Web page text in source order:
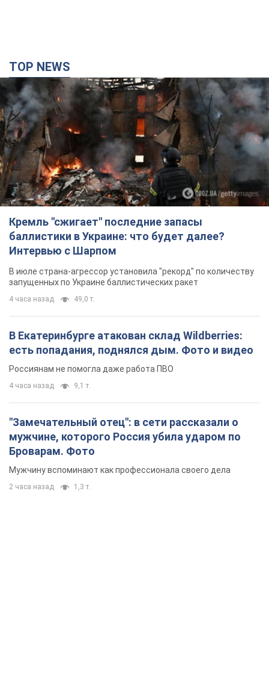
TOP NEWS
Кремль "сжигает" последние запасы
баллистики в Украине: что будет далее?
Интервью с Шарпом
В июле страна-агрессор установила "рекорд" по количеству
запущенных по Украине баллистических ракет
4 часа назад 49,0 т.
В Екатеринбурге атакован склад Wildberries:
есть попадания, поднялся дым. Фото и видео
Россиянам не помогла даже работа ПВО
4 часа назад 9,1 т.
"Замечательный отец": в сети рассказали о
мужчине, которого Россия убила ударом по
Броварам. Фото
Мужчину вспоминают как профессионала своего дела
2 часа назад 1,3 т.